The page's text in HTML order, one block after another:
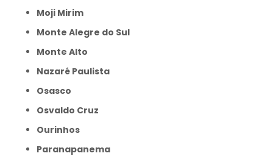
Moji Mirim
Monte Alegre do Sul
Monte Alto
Nazaré Paulista
Osasco
Osvaldo Cruz
Ourinhos
Paranapanema